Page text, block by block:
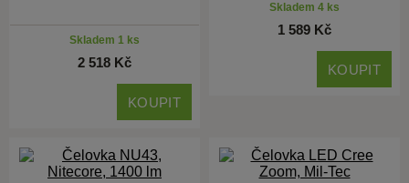
Skladem 1 ks
2 518 Kč
KOUPIT
Skladem 4 ks
1 589 Kč
KOUPIT